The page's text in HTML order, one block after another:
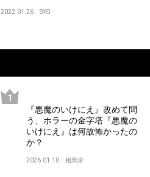
2022.01.26 SYO
『悪魔のいけにえ』改めて問
う、ホラーの金字塔『悪魔の
いけにえ』は何故怖かったの
か？
2026.01.10 相馬学